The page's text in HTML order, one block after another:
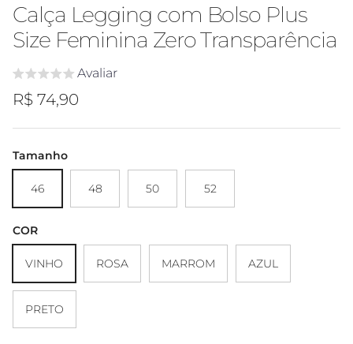
Calça Legging com Bolso Plus
Size Feminina Zero Transparência
Avaliar
Preço regular
R$ 74,90
Tamanho
46 48 50 52
COR
VINHO ROSA MARROM AZUL
PRETO